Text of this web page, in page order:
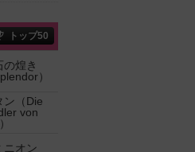
トップ50